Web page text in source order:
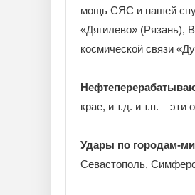
мощь СЯС и нашей
«Дягилево» (Рязань),
космической связи
крае, и т.д. и т.п. –
Удары по городам-
Севастополь,